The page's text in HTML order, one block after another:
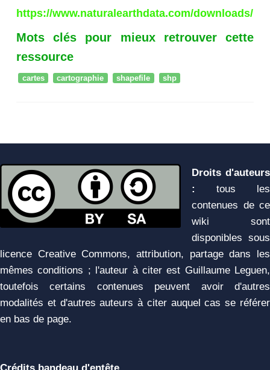
https://www.naturalearthdata.com/downloads/
Mots clés pour mieux retrouver cette
ressource
cartes cartographie shapefile shp
Droits d'auteurs
:
tous les
contenues de ce
wiki sont
disponibles sous
licence Creative Commons, attribution, partage dans les
mêmes conditions ; l'auteur à citer est Guillaume Leguen,
toutefois certains contenues peuvent avoir d'autres
modalités et d'autres auteurs à citer auquel cas se référer
en bas de page.